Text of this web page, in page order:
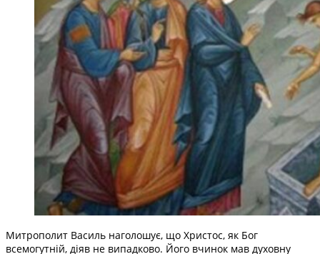
Митрополит Василь наголошує, що Христос, як Бог
всемогутній, діяв не випадково. Його вчинок мав духовну